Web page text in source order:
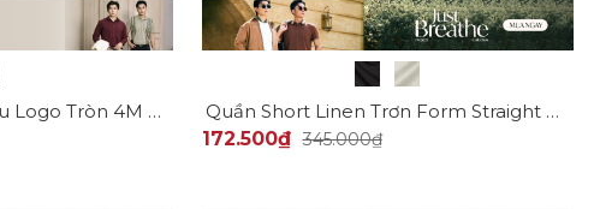
Quần Short Jean Thêu Logo Tròn 4M Premium Form Straight QS075
Quần Short Linen Trơn Form Straight QS068
172.500₫ 345.000₫